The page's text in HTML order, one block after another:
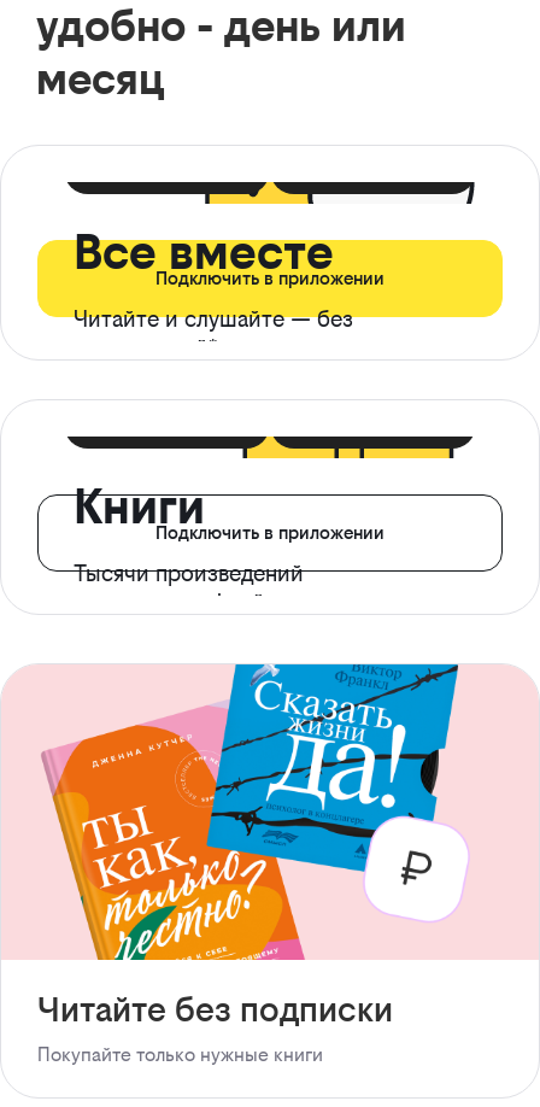
удобно - день или
месяц
Все вместе
Читайте и слушайте — без
ограничений*
Подключить в приложении
Книги
Тысячи произведений
с доступом офлайн
Подключить в приложении
Читайте без подписки
Покупайте только нужные книги